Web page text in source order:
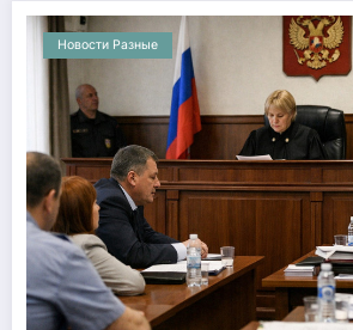
Новости Разные